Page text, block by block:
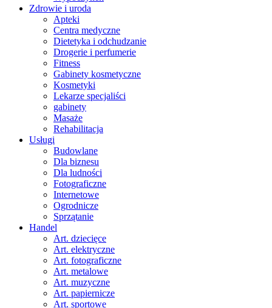
Zdrowie i uroda
Apteki
Centra medyczne
Dietetyka i odchudzanie
Drogerie i perfumerie
Fitness
Gabinety kosmetyczne
Kosmetyki
Lekarze specjaliści
gabinety
Masaże
Rehabilitacja
Usługi
Budowlane
Dla biznesu
Dla ludności
Fotograficzne
Internetowe
Ogrodnicze
Sprzątanie
Handel
Art. dziecięce
Art. elektryczne
Art. fotograficzne
Art. metalowe
Art. muzyczne
Art. papiernicze
Art. sportowe